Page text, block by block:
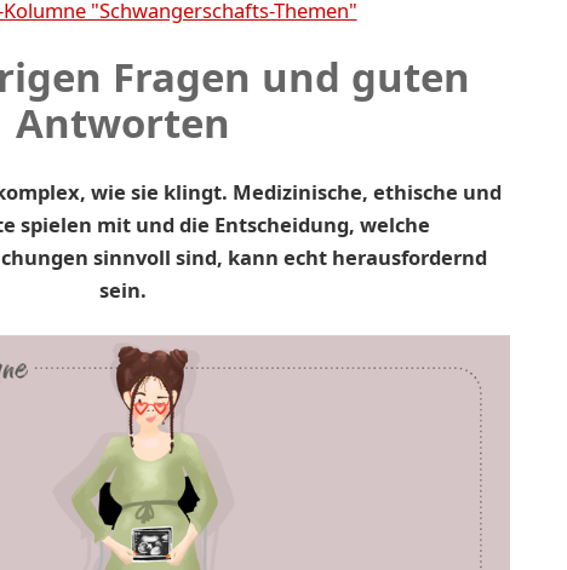
"Schwangerschafts-Themen"
Fragen und guten
Antworten
wie sie klingt. Medizinische, ethische und
spielen mit und die Entscheidung, welche
sinnvoll sind, kann echt herausfordernd
sein.